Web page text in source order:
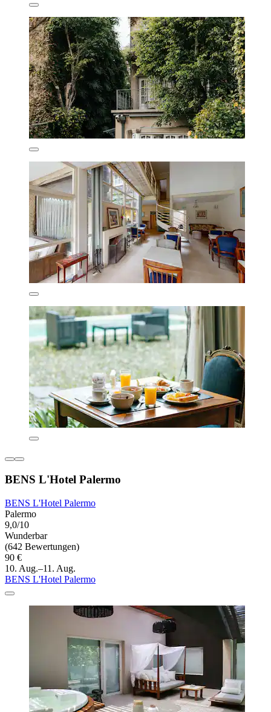
BENS L'Hotel Palermo
BENS L'Hotel Palermo
Palermo
9,0/10
Wunderbar
(642 Bewertungen)
90 €
10. Aug.–11. Aug.
BENS L'Hotel Palermo